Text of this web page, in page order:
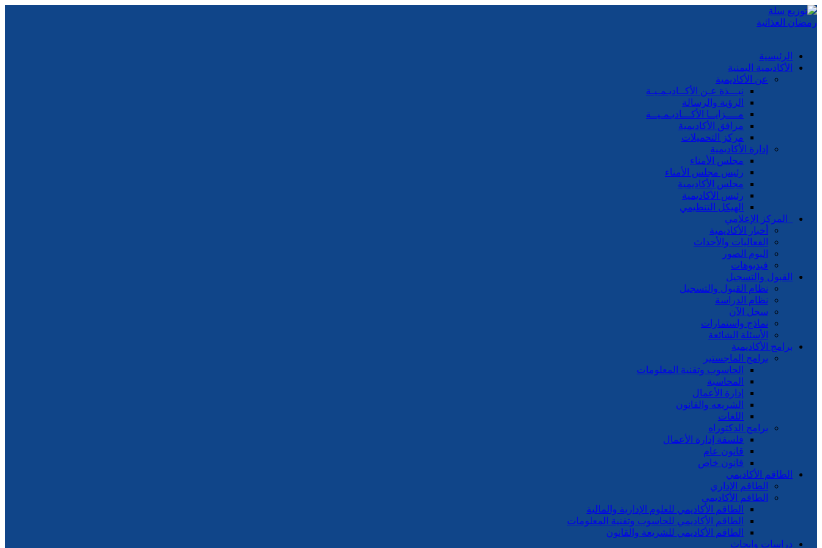
الرئيسية
الأكاديمية اليمنية
عن الأكاديمية
نبـــذة عـن الأكــاديـمـيـة
الرؤية والرسالة
مــــزايــا الأكـــاديـمـيــة
مرافق الأكاديمية
مركز التحميلات
إدارة الأكاديمية
مجلس الأمناء
رئيس مجلس الأمناء
مجلس الأكاديمية
رئيس الأكاديمية
الهيكل التنظيمي
المركز الإعلامي
أخبار الأكاديمية
الفعاليات والأحداث
البوم الصور
فيديوهات
القبول والتسجيل
نظام القبول والتسجيل
نظام الدراسة
سجل الآن
نماذج واستمارات
الأسئلة الشائعة
برامج الأكاديمية
برامج الماجستير
الحاسوب وتقنية المعلومات
المحاسبة
إدارة الأعمال
الشريعه والقانون
اللغات
برامج الدكتوراه
فلسفة إدارة الأعمال
قانون عام
قانون خاص
الطاقم الأكاديمي
الطاقم الإداري
الطاقم الأكاديمي
الطاقم الأكاديمي للعلوم الإدارية والمالية
الطاقم الأكاديمي للحاسوب وتقنية المعلومات
الطاقم الأكاديمي للشريعة والقانون
دراسات وابحاث